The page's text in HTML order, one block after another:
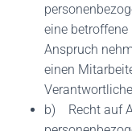
eine
Anspruch
einen
b) Recht auf